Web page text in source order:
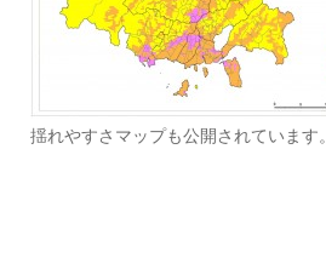
揺れやすさマップも公開されています。